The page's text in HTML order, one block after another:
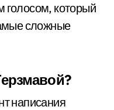
который
сложные
написания